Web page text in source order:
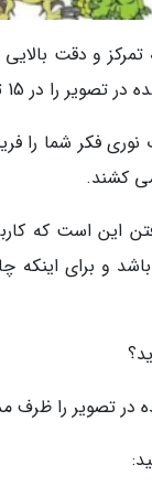
در 15 ثانیه ببینند.
نوری فکر شما
کشند.
این است که
و برای اینکه
ظرف مدت 15 ثانیه پیدا